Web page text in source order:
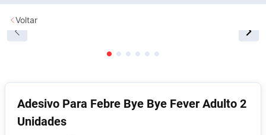
Adesivo Para Febre Bye Bye Fever Adulto 2
Unidades
Voltar
7º Desodorante
8º Vitamina D